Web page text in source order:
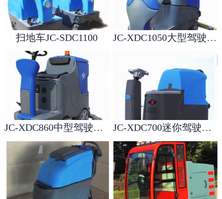
扫地车JC-SDC1100 JC-XDC1050大型驾驶洗地机
JC-XDC860中型驾驶洗地机 JC-XDC700迷你驾驶洗地机